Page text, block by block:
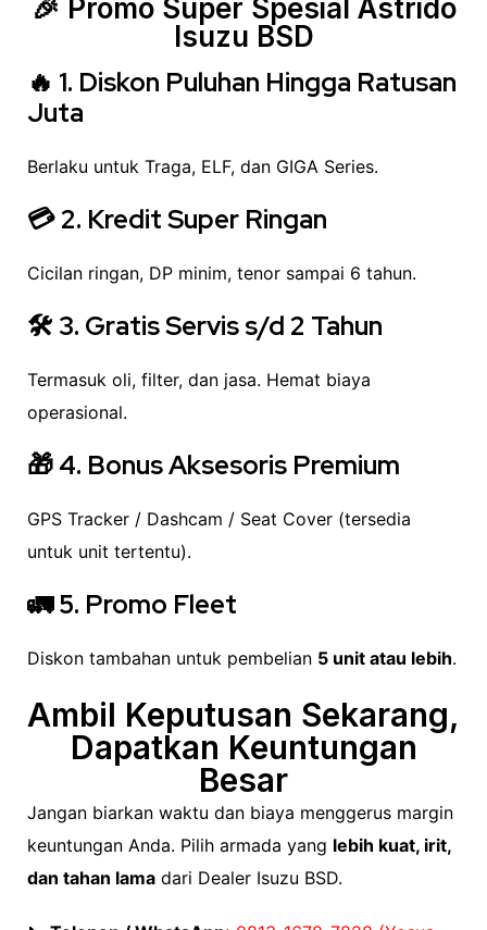
🎉 Promo Super Spesial Astrido
Isuzu BSD
🔥 1. Diskon Puluhan Hingga Ratusan
Juta
Berlaku untuk Traga, ELF, dan GIGA Series.
💳2. Kredit Super Ringan
Cicilan ringan, DP minim, tenor sampai 6 tahun.
🛠️ 3. Gratis Servis s/d 2 Tahun
Termasuk oli, filter, dan jasa. Hemat biaya
operasional.
🎁4. Bonus Aksesoris Premium
GPS Tracker / Dashcam / Seat Cover (tersedia
untuk unit tertentu).
🚛5. Promo Fleet
Diskon tambahan untuk pembelian 5 unit atau lebih.
Ambil Keputusan Sekarang,
Dapatkan Keuntungan
Besar
Jangan biarkan waktu dan biaya menggerus margin
keuntungan Anda. Pilih armada yang lebih kuat, irit,
dan tahan lama dari Dealer Isuzu BSD.